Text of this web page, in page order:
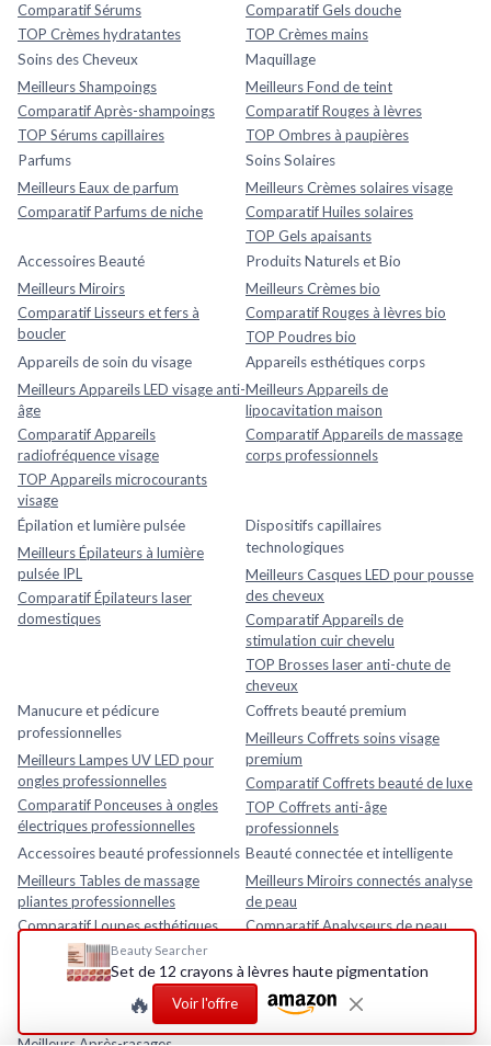
Beauty Searcher
Set de 12 crayons à lèvres haute pigmentation
🔥 Voir l'offre
Comparatif Sérums
TOP Crèmes hydratantes
Comparatif Gels douche
TOP Crèmes mains
Soins des Cheveux
Meilleurs Shampoings
Comparatif Après-shampoings
TOP Sérums capillaires
Maquillage
Meilleurs Fond de teint
Comparatif Rouges à lèvres
TOP Ombres à paupières
Parfums
Meilleurs Eaux de parfum
Comparatif Parfums de niche
Soins Solaires
Meilleurs Crèmes solaires visage
Comparatif Huiles solaires
TOP Gels apaisants
Accessoires Beauté
Meilleurs Miroirs
Comparatif Lisseurs et fers à
boucler
Produits Naturels et Bio
Meilleurs Crèmes bio
Comparatif Rouges à lèvres bio
TOP Poudres bio
Appareils de soin du visage
Meilleurs Appareils LED visage anti-
âge
Comparatif Appareils
radiofréquence visage
TOP Appareils microcourants
visage
Appareils esthétiques corps
Meilleurs Appareils de
lipocavitation maison
Comparatif Appareils de massage
corps professionnels
Épilation et lumière pulsée
Meilleurs Épilateurs à lumière
pulsée IPL
Comparatif Épilateurs laser
domestiques
Dispositifs capillaires
technologiques
Meilleurs Casques LED pour pousse
des cheveux
Comparatif Appareils de
stimulation cuir chevelu
TOP Brosses laser anti-chute de
cheveux
Manucure et pédicure
professionnelles
Meilleurs Lampes UV LED pour
ongles professionnelles
Comparatif Ponceuses à ongles
électriques professionnelles
Coffrets beauté premium
Meilleurs Coffrets soins visage
premium
Comparatif Coffrets beauté de luxe
TOP Coffrets anti-âge
professionnels
Accessoires beauté professionnels
Meilleurs Tables de massage
pliantes professionnelles
Comparatif Loupes esthétiques
avec lampe LED
TOP Fauteuils esthétiques
Beauté connectée et intelligente
Meilleurs Miroirs connectés analyse
de peau
Comparatif Analyseurs de peau
TOP Appareils beauté intelligents
avec application mobile
Rasage et soins homme